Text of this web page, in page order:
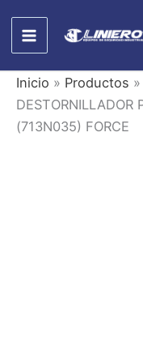
contenido
Inicio
Productos
(713N035) FORCE